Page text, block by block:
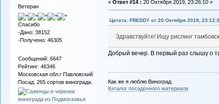
Ветеран
Спасибо
-Дано: 38152
-Получено: 46305
Сообщений: 6647
Рейтинг: 46346
Московская обл.г Павловский
Посад. 265 сортов винограда.
« Ответ #14 : 20 Октября 2019, 23:26:10 »
Цитата: FREDDY от 20 Октября 2019,
Здравствуйте! Ищу рислинг
Добрый вечер. В первый раз слышу о
Как же я люблю Виноград.
Каталог посадочного материала